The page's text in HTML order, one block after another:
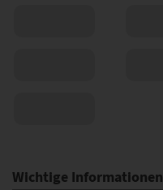
Wichtige Informationen